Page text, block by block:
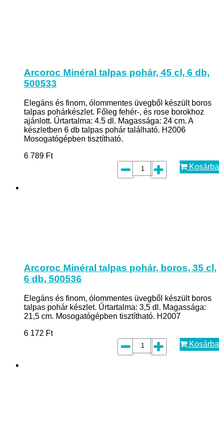
Arcoroc Minéral talpas pohár, 45 cl, 6 db,
500533
Elegáns és finom, ólommentes üvegből készült boros
talpas pohárkészlet. Főleg fehér-, és rose borokhoz
ajánlott. Űrtartalma: 4.5 dl. Magassága: 24 cm. A
készletben 6 db talpas pohár található. H2006
Mosogatógépben tisztítható.
6 789 Ft
Kosárba
Arcoroc Minéral talpas pohár, boros, 35 cl,
6 db, 500536
Elegáns és finom, ólommentes üvegből készült boros
talpas pohár készlet. Űrtartalma: 3,5 dl. Magassága:
21,5 cm. Mosogatógépben tisztítható. H2007
6 172 Ft
Kosárba